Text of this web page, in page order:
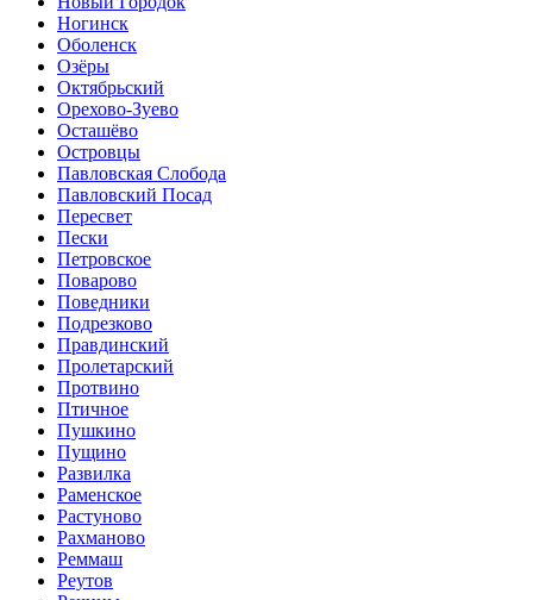
Ногинск
Оболенск
Озёры
Октябрьский
Орехово-Зуево
Осташёво
Островцы
Павловская Слобода
Павловский Посад
Пересвет
Пески
Петровское
Поварово
Поведники
Подрезково
Правдинский
Пролетарский
Протвино
Птичное
Пушкино
Пущино
Развилка
Раменское
Растуново
Рахманово
Реммаш
Реутов